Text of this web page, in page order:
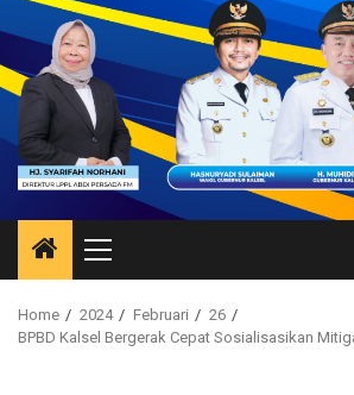
Primary
Menu
Home 2024 Februari
26
BPBD Kalsel Bergerak Cepat Sosialisasikan